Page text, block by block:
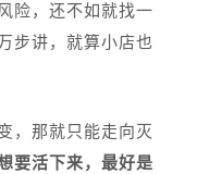
险，还不如就找一
步讲，就算小店也
，那就只能走向灭
要活下来，最好是